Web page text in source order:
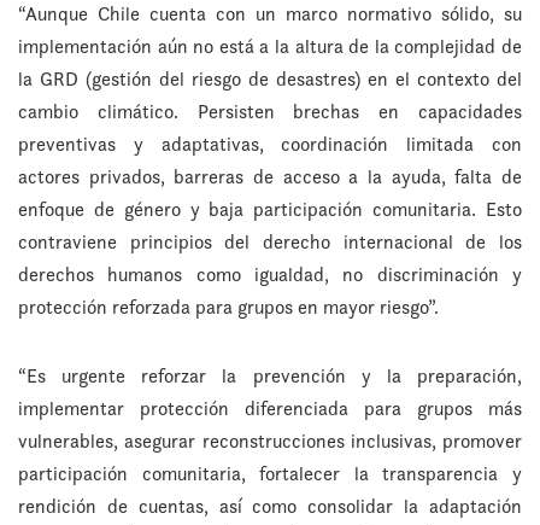
“Aunque Chile cuenta con un marco normativo sólido, su
implementación aún no está a la altura de la complejidad de
la GRD (gestión del riesgo de desastres) en el contexto del
cambio climático. Persisten brechas en capacidades
preventivas y adaptativas, coordinación limitada con
actores privados, barreras de acceso a la ayuda, falta de
enfoque de género y baja participación comunitaria. Esto
contraviene principios del derecho internacional de los
derechos humanos como igualdad, no discriminación y
protección reforzada para grupos en mayor riesgo”.
“Es urgente reforzar la prevención y la preparación,
implementar protección diferenciada para grupos más
vulnerables, asegurar reconstrucciones inclusivas, promover
participación comunitaria, fortalecer la transparencia y
rendición de cuentas, así como consolidar la adaptación